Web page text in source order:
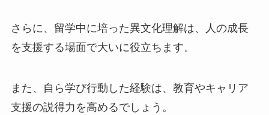
さらに、留学中に培った異文化理解は、人の成長
を支援する場面で大いに役立ちます。
また、自ら学び行動した経験は、教育やキャリア
支援の説得力を高めるでしょう。